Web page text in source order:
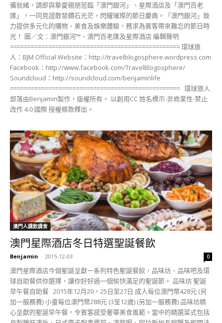
備就緒，請即與摰愛親朋蒞臨「澳門銀河」、星際酒店及「澳門百老
匯」，一同見證散發鑽石光茫，閃耀璀璨的節日慶典。「澳門銀河」致
力提供多元化的購物、美食及娛樂體驗，務求為賓客帶來難忘的節日時
光！ 圖／文：澳門銀河™、澳門百老匯及星際酒店 編輯聲明
================================================= 環球旅
人：BJM Official Website：http://travelblogosphere.wordpress.com
Facebook：http://www.facebook.com/TravelBlogosphere/
Soundcloud：http://soundcloud.com/benjaminlife
================================================= 環球旅人
部落由Benjamin製作，版權所有。 以創用CC 姓名標示-非商業性-禁止
改作 4.0 國際 授權條款釋出。
澳門人講飲講食
澳門星際酒店冬日特選聖誕餐飲
Benjamin - 2015-12-03 0
澳門星際酒店今個聖誕呈獻一系列特色聖誕餐飲，品味坊、品味吧及環
球自助餐供你選擇，讓你好好過一個愉快滿足的聖誕節。 品味坊 聖誕
早午餐自助餐 2015年12月20，25日至27日 成人每位澳門幣428元 (另
加一服務費) 小童每位澳門幣288元 (3至12歲) (另加一服務費) 品味坊精
心呈獻的聖誕早午餐，令賓客感受奢華美食風範。當中的精選菜式包括